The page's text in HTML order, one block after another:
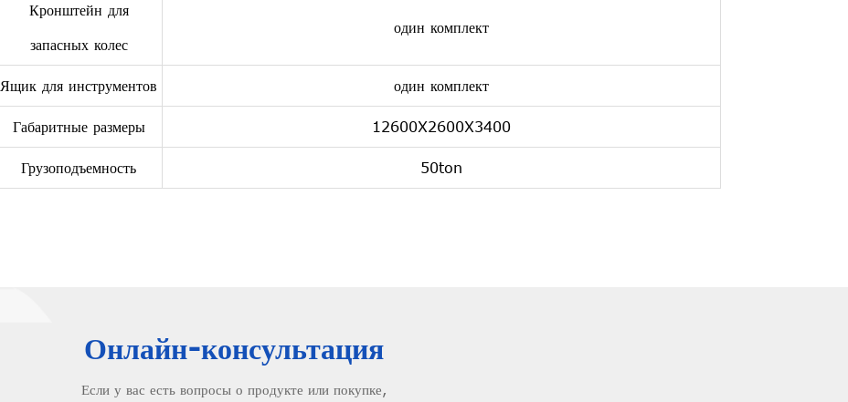
Кронштейн для
запасных колес
один комплект
Ящик для инструментов один комплект
Габаритные размеры 12600X2600X3400
Грузоподъемность 50ton
Онлайн-консультация
Если у вас есть вопросы о продукте или покупке,